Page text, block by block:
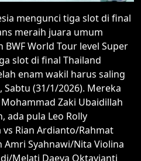
mengunci tiga slot di final
meraih juara umum
World Tour level Super
slot di final Thailand
enam wakil harus saling
(31/1/2026). Mereka
Zaki Ubaidillah
ada pula Leo Rolly
Rian Ardianto/Rahmat
Syahnawi/Nita Violina
Melati Daeva Oktavianti